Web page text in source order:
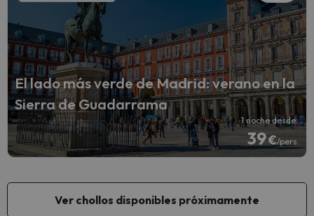
El lado más verde de Madrid: verano en la
Sierra de Guadarrama
1 noche desde
39€/pers.
Ver chollos disponibles próximamente